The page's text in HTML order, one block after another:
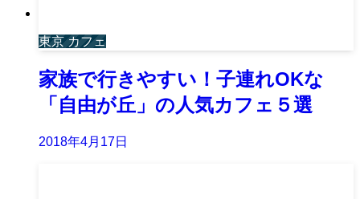
東京 カフェ
家族で行きやすい！子連れOKな
「自由が丘」の人気カフェ５選
2018年4月17日